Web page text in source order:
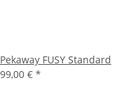
Pekaway FUSY Standard
99,00 € *